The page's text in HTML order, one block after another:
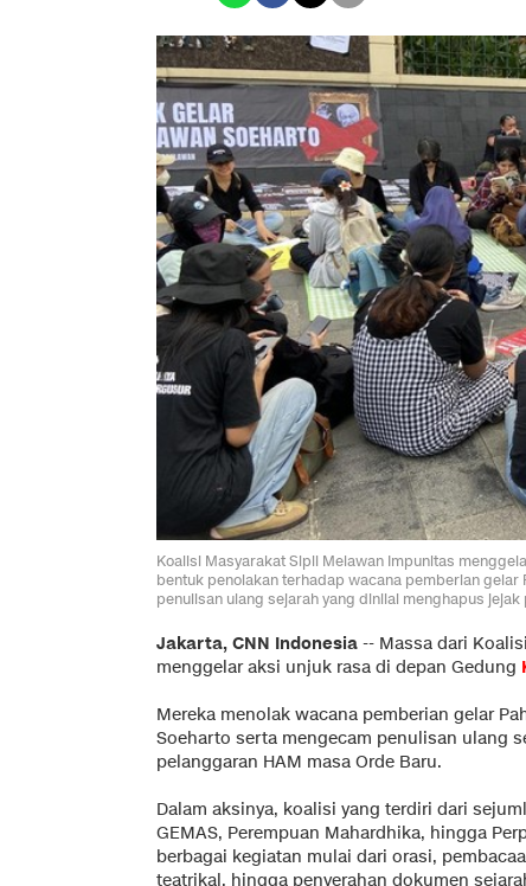
Koalisi Masyarakat Sipil Melawan Impunitas
bentuk penolakan terhadap wacana pemberian
penulisan ulang sejarah yang dinilai menghapus
Jakarta, CNN Indonesia -- Massa dari
menggelar aksi unjuk rasa di depan Gedung
Mereka menolak wacana pemberian gelar
Soeharto serta mengecam penulisan ulang
pelanggaran HAM masa Orde Baru.
Dalam aksinya, koalisi yang terdiri dari
GEMAS, Perempuan Mahardhika, hingga
berbagai kegiatan mulai dari orasi,
teatrikal, hingga penyerahan dokumen